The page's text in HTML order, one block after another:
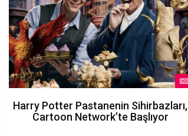
Harry Potter Pastanenin Sihirbazları,
Cartoon Network’te Başlıyor